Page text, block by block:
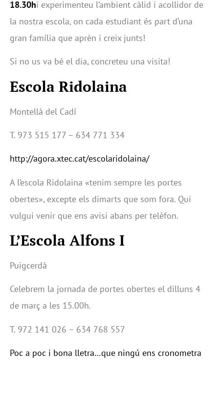
18.30hi experimenteu l’ambient càlid i acollidor de
la nostra escola, on cada estudiant és part d’una
gran família que aprèn i creix junts!
Si no us va bé el dia, concreteu una visita!
Escola Ridolaina
Montellà del Cadí
T. 973 515 177 – 634 771 334
http://agora.xtec.cat/escolaridolaina/
A l’escola Ridolaina «tenim sempre les portes
obertes», excepte els dimarts que som fora. Qui
vulgui venir que ens avisi abans per telèfon.
L’Escola Alfons I
Puigcerdà
Celebrem la jornada de portes obertes el dilluns 4
de març a les 15.00h.
T. 972 141 026 – 634 768 557
Poc a poc i bona lletra…que ningú ens cronometra